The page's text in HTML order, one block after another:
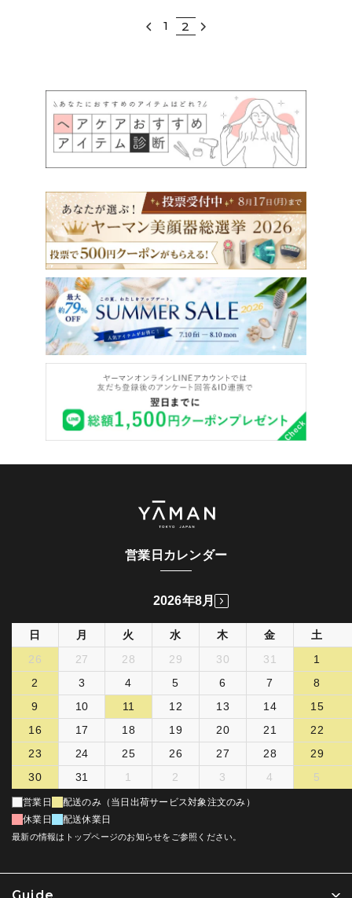
1 2
Guide
営業日カレンダー
2026年8月
日 月 火 水 木 金
土
26
27 28 29 30 31
1
2
3 4 5 6 7
8
9
10 11 12 13 14
15
16
17 18 19 20 21
22
23
24 25 26 27 28
29
30
31 1 2 3 4 5
営業日
配送のみ（当日出荷サービス対象注文のみ）
休業日
配送休業日
最新の情報はトップページのお知らせをご参照ください。